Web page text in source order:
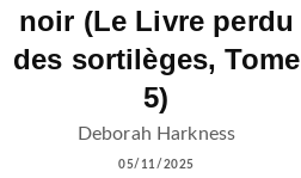
noir (Le Livre perdu
des sortilèges, Tome
5)
Deborah Harkness
05/11/2025